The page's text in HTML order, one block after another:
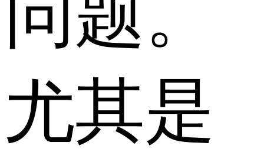
问题。
尤其是